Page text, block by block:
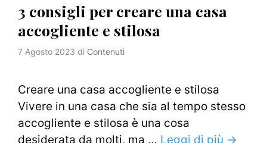
3 consigli per creare una casa
accogliente e stilosa
7 Agosto 2023 di Contenuti
Creare una casa accogliente e stilosa
Vivere in una casa che sia al tempo stesso
accogliente e stilosa è una cosa
desiderata da molti, ma … Leggi di più →